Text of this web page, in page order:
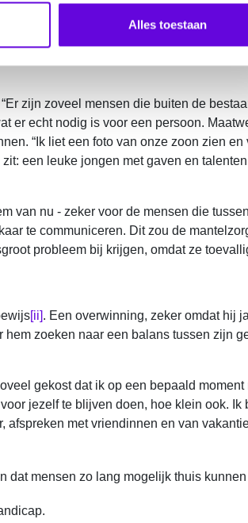
Alles toestaan
Het steeds ‘aan moeten staan’ is niet
zijn zoveel mensen die buiten de
er echt nodig is voor een persoon.
“Ik liet een foto van onze zoon zien
een leuke jongen met gaven en
van nu - zeker voor de mensen die
te communiceren. Dit zou de
probleem bij krijgen, omdat ze
[ii]. Een overwinning, zeker omdat hij
zoeken naar een balans tussen zijn
gekost dat ik op een bepaald
jezelf te blijven doen, hoe klein ook. Ik
met vriendinnen en van
dat mensen zo lang mogelijk thuis